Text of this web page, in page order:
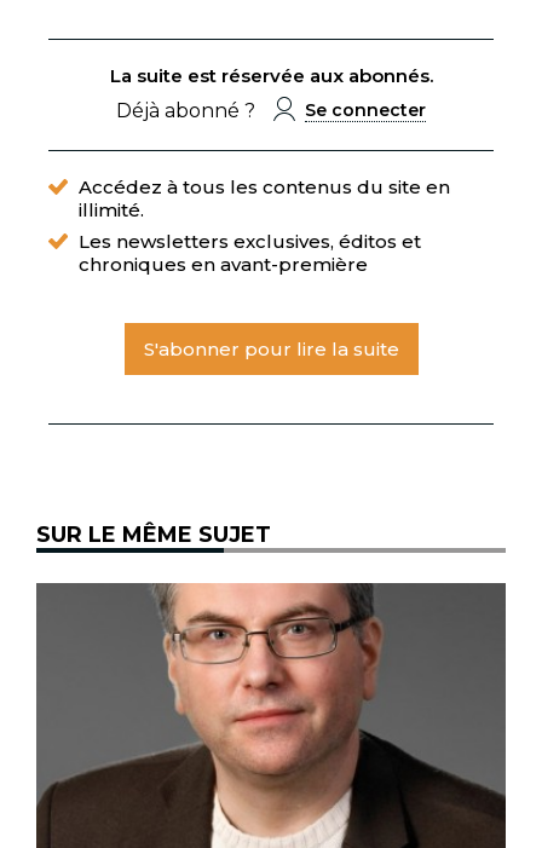
La suite est réservée aux abonnés.
Déjà abonné ?
Se connecter
Accédez à tous les contenus du site en
illimité.
Les newsletters exclusives, éditos et
chroniques en avant-première
S'abonner pour lire la suite
SUR LE MÊME SUJET